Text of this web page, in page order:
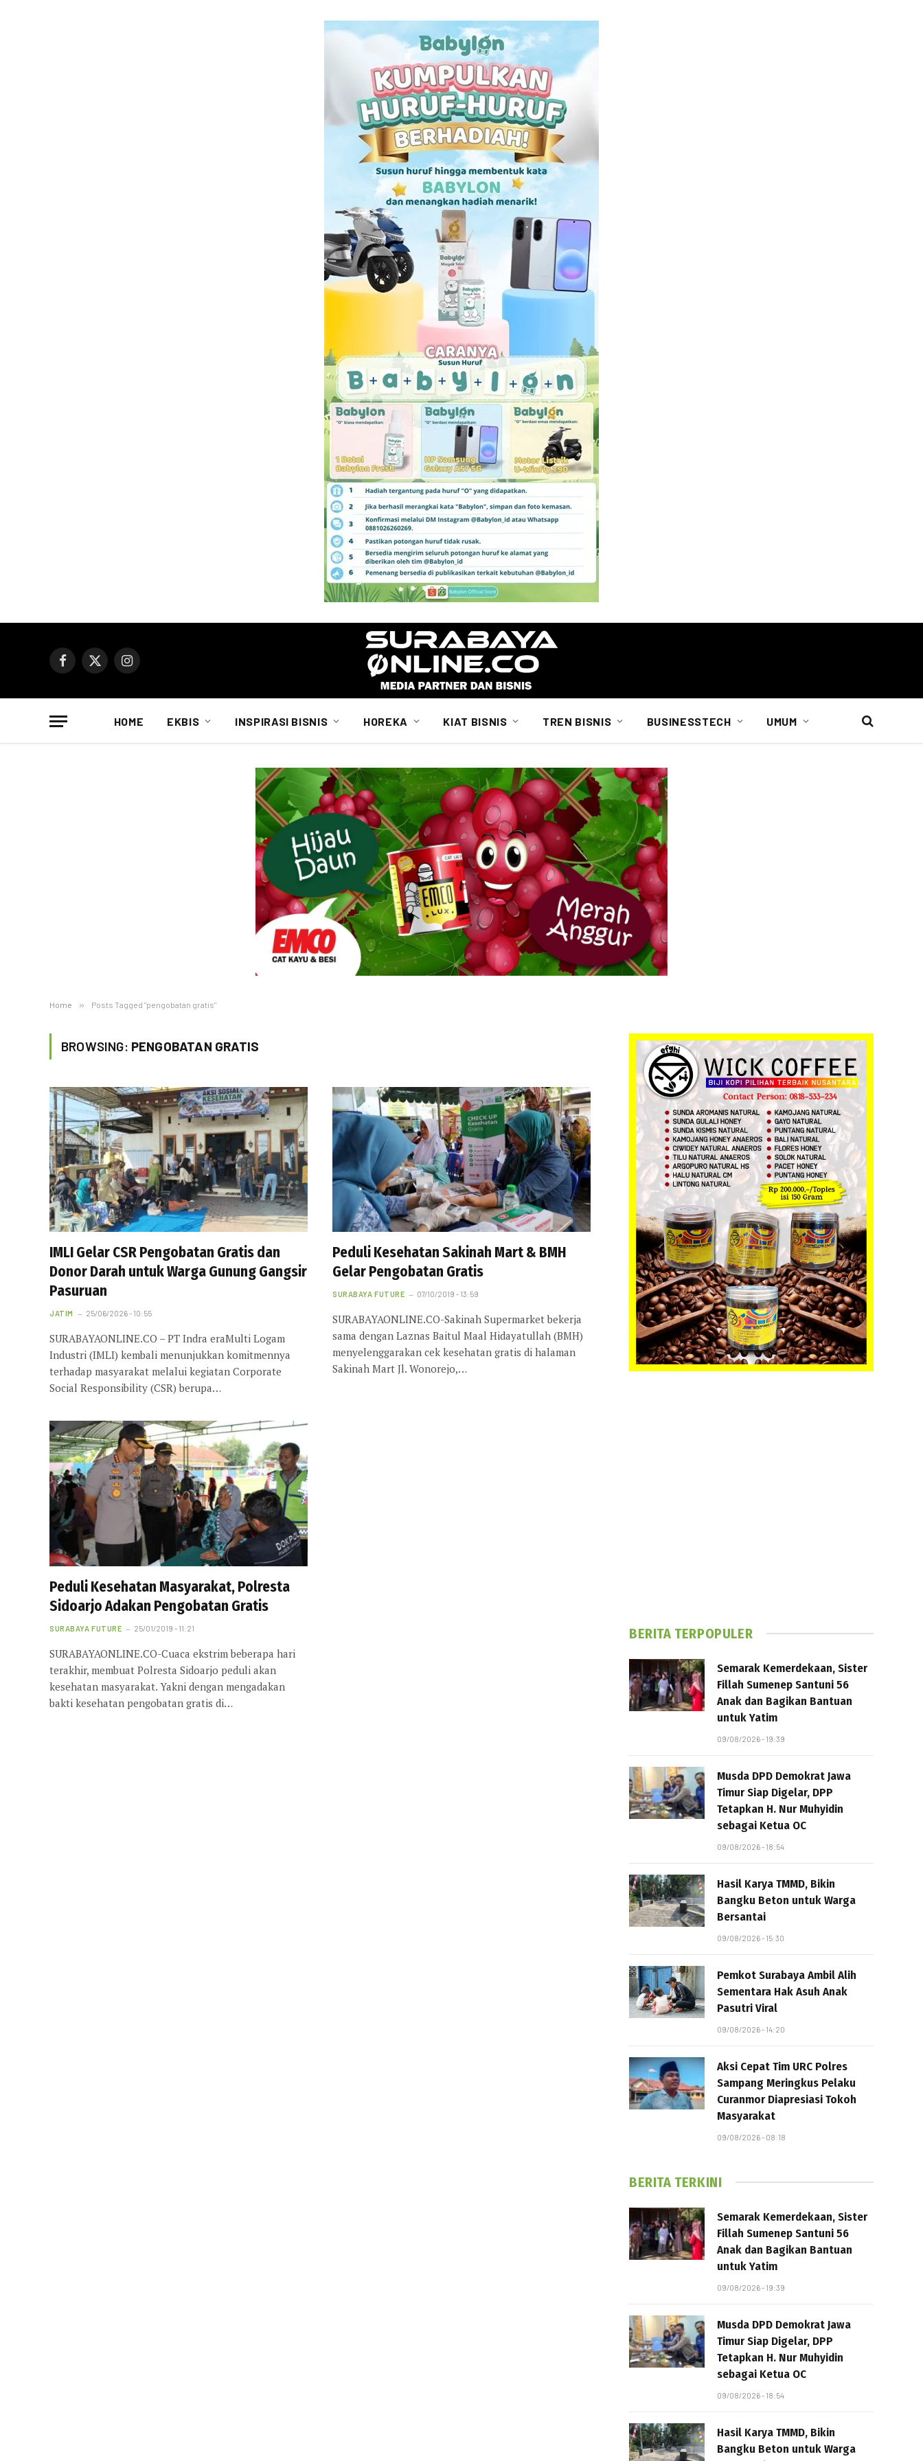
Facebook
X
Instagram
HOME EKBIS INSPIRASI BISNIS HOREKA KIAT BISNIS TREN BISNIS BUSINESSTECH UMUM
Home » Posts Tagged "pengobatan gratis"
BROWSING: PENGOBATAN GRATIS
IMLI Gelar CSR Pengobatan Gratis dan
Donor Darah untuk Warga Gunung Gangsir
Pasuruan
JATIM 25/06/2026 - 10:55
SURABAYAONLINE.CO – PT Indra eraMulti Logam
Industri (IMLI) kembali menunjukkan komitmennya
terhadap masyarakat melalui kegiatan Corporate
Social Responsibility (CSR) berupa…
Peduli Kesehatan Sakinah Mart & BMH
Gelar Pengobatan Gratis
SURABAYA FUTURE 07/10/2019 - 13:59
SURABAYAONLINE.CO-Sakinah Supermarket bekerja
sama dengan Laznas Baitul Maal Hidayatullah (BMH)
menyelenggarakan cek kesehatan gratis di halaman
Sakinah Mart Jl. Wonorejo,…
Peduli Kesehatan Masyarakat, Polresta
Sidoarjo Adakan Pengobatan Gratis
SURABAYA FUTURE 25/01/2019 - 11:21
SURABAYAONLINE.CO-Cuaca ekstrim beberapa hari
terakhir, membuat Polresta Sidoarjo peduli akan
kesehatan masyarakat. Yakni dengan mengadakan
bakti kesehatan pengobatan gratis di…
BERITA TERPOPULER
Semarak Kemerdekaan, Sister
Fillah Sumenep Santuni 56
Anak dan Bagikan Bantuan
untuk Yatim
09/08/2026 - 19:39
Musda DPD Demokrat Jawa
Timur Siap Digelar, DPP
Tetapkan H. Nur Muhyidin
sebagai Ketua OC
09/08/2026 - 18:54
Hasil Karya TMMD, Bikin
Bangku Beton untuk Warga
Bersantai
09/08/2026 - 15:30
Pemkot Surabaya Ambil Alih
Sementara Hak Asuh Anak
Pasutri Viral
09/08/2026 - 14:20
Aksi Cepat Tim URC Polres
Sampang Meringkus Pelaku
Curanmor Diapresiasi Tokoh
Masyarakat
09/08/2026 - 08:18
BERITA TERKINI
Semarak Kemerdekaan, Sister
Fillah Sumenep Santuni 56
Anak dan Bagikan Bantuan
untuk Yatim
09/08/2026 - 19:39
Musda DPD Demokrat Jawa
Timur Siap Digelar, DPP
Tetapkan H. Nur Muhyidin
sebagai Ketua OC
09/08/2026 - 18:54
Hasil Karya TMMD, Bikin
Bangku Beton untuk Warga